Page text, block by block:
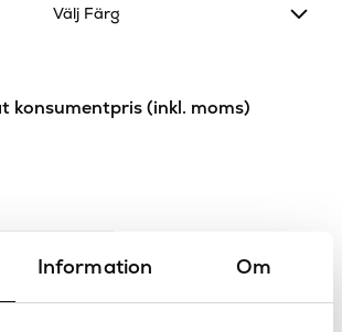
Information Om
Välj Färg
konsumentpris (inkl. moms)